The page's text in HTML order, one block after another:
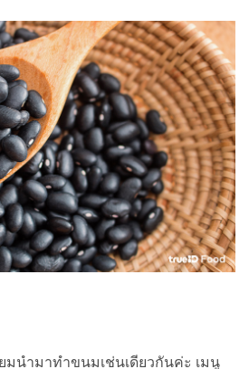
มนำมาทำขนมเช่นเดียวกันค่ะ เมนู